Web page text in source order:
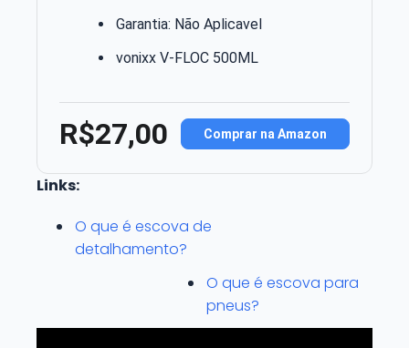
Garantia: Não Aplicavel
vonixx V-FLOC 500ML
R$27,00 Comprar na Amazon
Links:
O que é escova de
detalhamento?
O que é escova para
pneus?